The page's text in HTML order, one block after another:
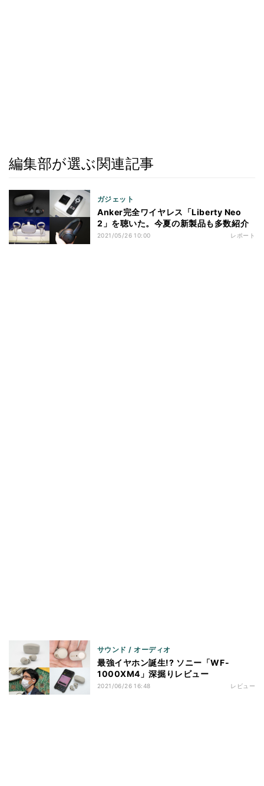
編集部が選ぶ関連記事
ガジェット
Anker完全ワイヤレス「Liberty Neo
2」を聴いた。今夏の新製品も多数紹介
2021/05/26 10:00 レポート
サウンド / オーディオ
最強イヤホン誕生!? ソニー「WF-
1000XM4」深掘りレビュー
2021/06/26 16:48 レビュー